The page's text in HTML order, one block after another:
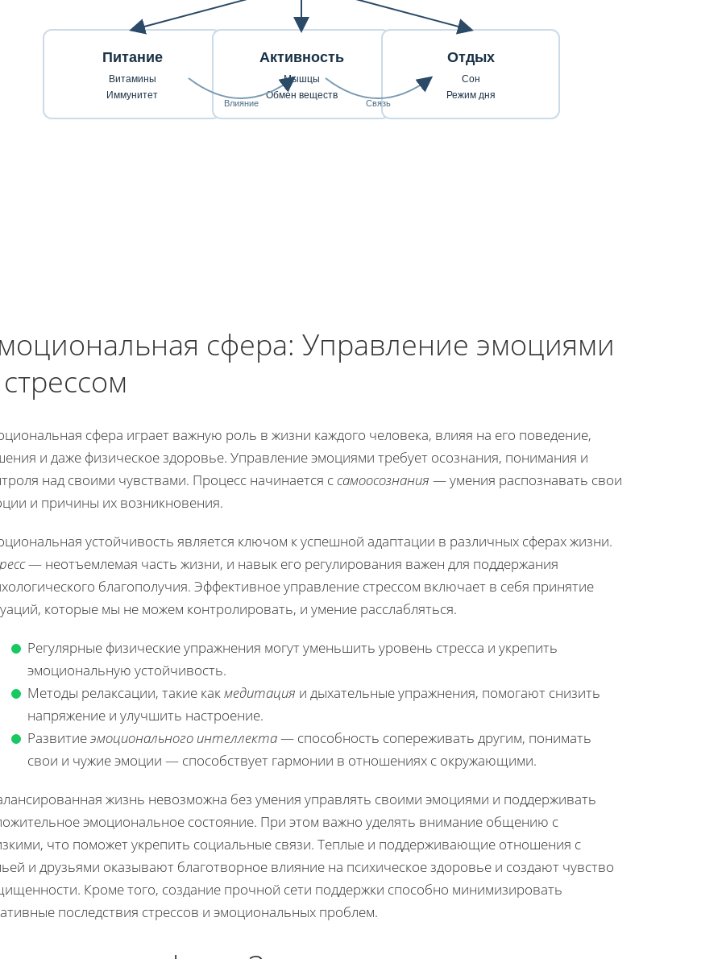
Питание
Витамины
Иммунитет
Активность
Мышцы
Обмен веществ
Отдых
Сон
Режим дня
Влияние Связь
сфера: Управление эмоциями
сфера играет важную роль в жизни каждого человека, влияя на его поведение,
и даже физическое здоровье. Управление эмоциями требует осознания, понимания и
над своими чувствами. Процесс начинается ссамоосознания — умения распознавать свои
и причины их возникновения.
устойчивость является ключом к успешной адаптации в различных сферах жизни.
— неотъемлемая часть жизни, и навык его регулирования важен для поддержания
благополучия. Эффективное управление стрессом включает в себя принятие
которые мы не можем контролировать, и умение расслабляться.
Регулярные физические упражнения могут уменьшить уровень стресса и укрепить
эмоциональную устойчивость.
Методы релаксации, такие какмедитация и дыхательные упражнения, помогают снизить
напряжение и улучшить настроение.
Развитиеэмоционального интеллекта— способность сопереживать другим, понимать
свои и чужие эмоции — способствует гармонии в отношениях с окружающими.
жизнь невозможна без умения управлять своими эмоциями и поддерживать
эмоциональное состояние. При этом важно уделять внимание общению с
что поможет укрепить социальные связи. Теплые и поддерживающие отношения с
и друзьями оказывают благотворное влияние на психическое здоровье и создают чувство
Кроме того, создание прочной сети поддержки способно минимизировать
последствия стрессов и эмоциональных проблем.